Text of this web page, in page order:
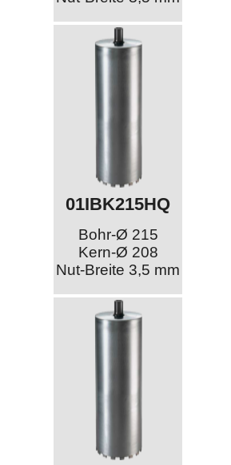
01IBK215HQ
Bohr-Ø 215
Kern-Ø 208
Nut-Breite 3,5 mm